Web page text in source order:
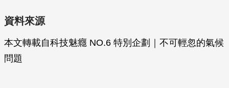
資料來源
本文轉載自科技魅癮 NO.6 特別企劃｜不可輕忽的氣候
問題